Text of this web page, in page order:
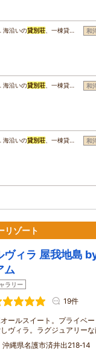
海沿いの貸別荘、一棟貸… 和
海沿いの貸別荘、一棟貸… 和
海沿いの貸別荘、一棟貸… 和
リゾート
ヴィラ 屋我地島
ム
ラリー
19件
ールスイート。プライベ
ヴィラ。ラグジュアリーな
沖縄県名護市済井出218‐14